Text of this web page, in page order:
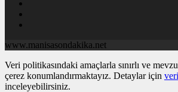
www.manisasondakika.net
Veri politikasındaki amaçlarla sınırlı ve
çerez konumlandırmaktayız. Detaylar için
inceleyebilirsiniz.